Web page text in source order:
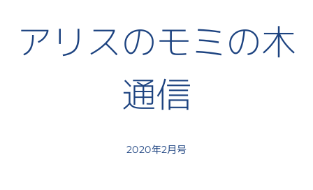
アリスのモミの木
通信
2020年2月号